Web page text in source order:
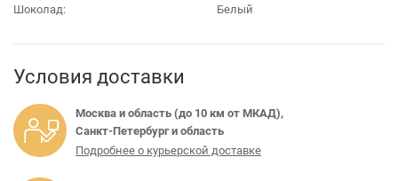
Шоколад:
Белый
Условия доставки
Москва и область (до 10 км от МКАД),
Санкт-Петербург и область
Подробнее о курьерской доставке